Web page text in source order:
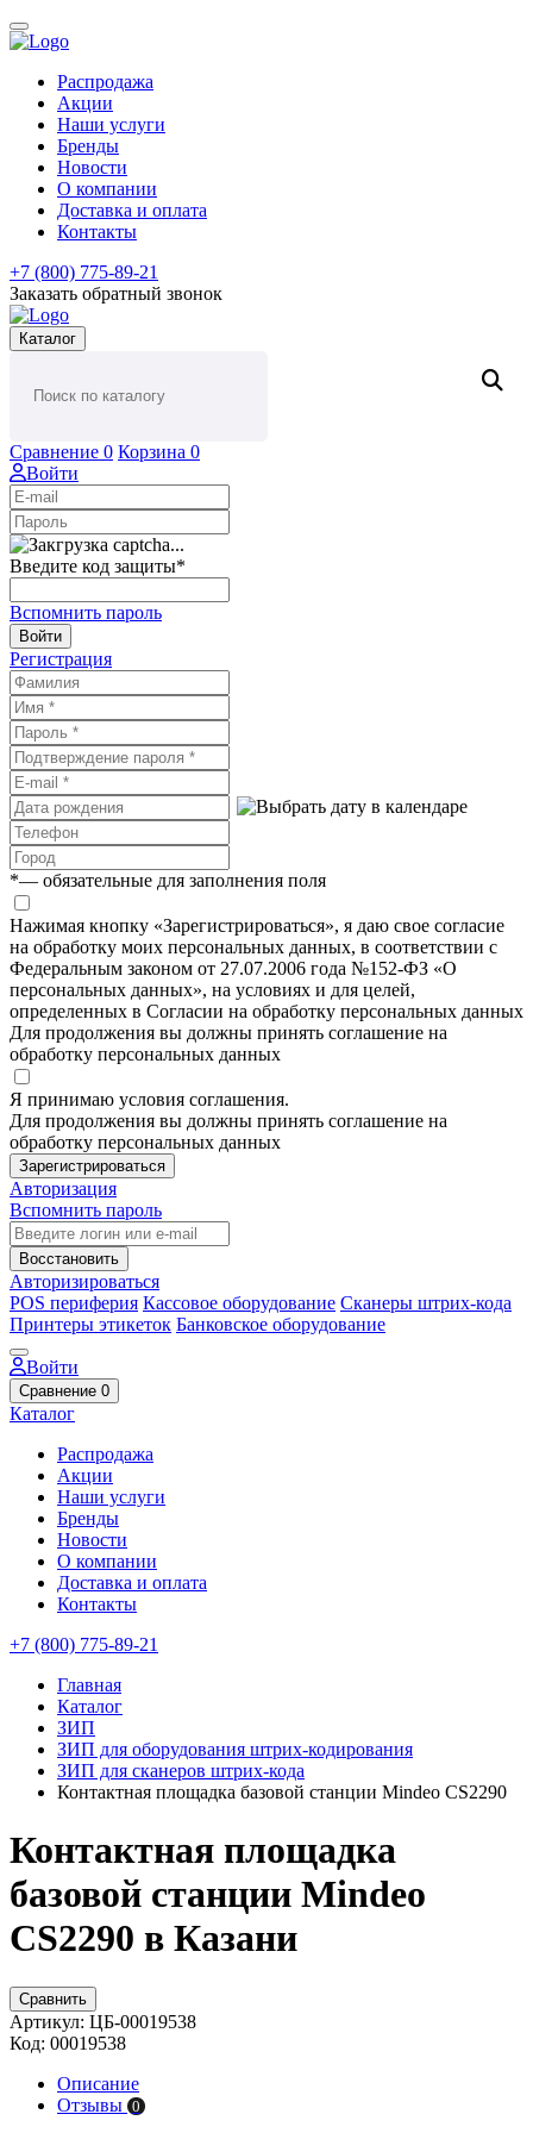
Распродажа
Акции
Наши услуги
Бренды
Новости
О компании
Доставка и оплата
Контакты
+7 (800) 775-89-21
Заказать обратный звонок
Каталог
Сравнение 0 Корзина 0
Войти
Введите код защиты*
Вспомнить пароль
Войти
Регистрация
*— обязательные для заполнения поля
Нажимая кнопку «Зарегистрироваться», я даю свое согласие
на обработку моих персональных данных, в соответствии с
Федеральным законом от 27.07.2006 года №152-ФЗ «О
персональных данных», на условиях и для целей,
определенных в Согласии на обработку персональных данных
Для продолжения вы должны принять соглашение на
обработку персональных данных
Я принимаю условия соглашения.
Для продолжения вы должны принять соглашение на
обработку персональных данных
Зарегистрироваться
Авторизация
Вспомнить пароль
Восстановить
Авторизироваться
POS периферия Кассовое оборудование Сканеры штрих-кода
Принтеры этикеток Банковское оборудование
Войти
Сравнение 0
Каталог
Распродажа
Акции
Наши услуги
Бренды
Новости
О компании
Доставка и оплата
Контакты
+7 (800) 775-89-21
Главная
Каталог
ЗИП
ЗИП для оборудования штрих-кодирования
ЗИП для сканеров штрих-кода
Контактная площадка базовой станции Mindeo CS2290
Контактная площадка
базовой станции Mindeo
CS2290 в Казани
Сравнить
Артикул: ЦБ-00019538
Код: 00019538
Описание
Отзывы 0